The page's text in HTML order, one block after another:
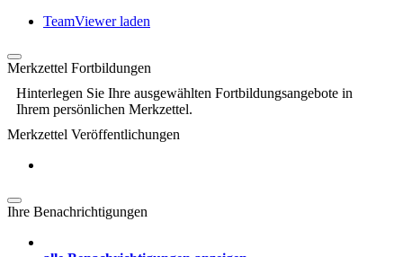
TeamViewer laden
Merkzettel Fortbildungen
Hinterlegen Sie Ihre ausgewählten Fortbildungsangebote in
Ihrem persönlichen Merkzettel.
Merkzettel Veröffentlichungen
Ihre Benachrichtigungen